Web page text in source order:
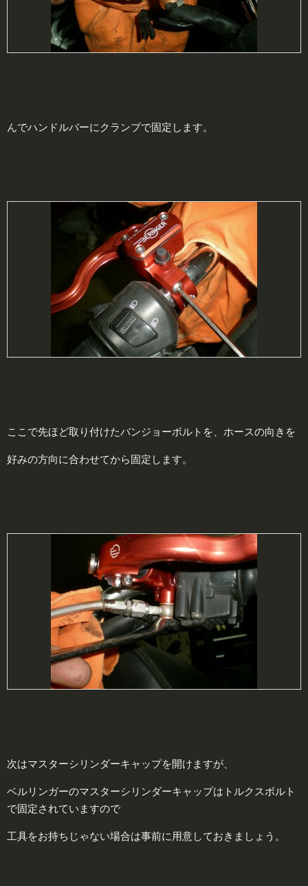
んでハンドルバーにクランプで固定します。
ここで先ほど取り付けたバンジョーボルトを、ホースの向きを
好みの方向に合わせてから固定します。
次はマスターシリンダーキャップを開けますが、
ベルリンガーのマスターシリンダーキャップはトルクスボルト
で固定されていますので
工具をお持ちじゃない場合は事前に用意しておきましょう。